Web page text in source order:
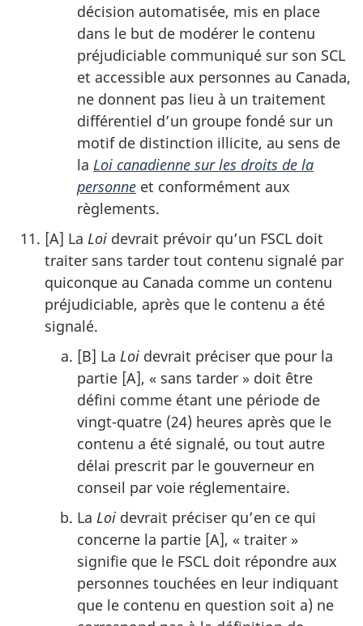
décision automatisée, mis en place
dans le but de modérer le contenu
préjudiciable communiqué sur son SCL
et accessible aux personnes au Canada,
ne donnent pas lieu à un traitement
différentiel d’un groupe fondé sur un
motif de distinction illicite, au sens de
la Loi canadienne sur les droits de la
personne et conformément aux
règlements.
[A] La Loi devrait prévoir qu’un FSCL doit
traiter sans tarder tout contenu signalé par
quiconque au Canada comme un contenu
préjudiciable, après que le contenu a été
signalé.
[B] La Loi devrait préciser que pour la
partie [A], « sans tarder » doit être
défini comme étant une période de
vingt-quatre (24) heures après que le
contenu a été signalé, ou tout autre
délai prescrit par le gouverneur en
conseil par voie réglementaire.
La Loi devrait préciser qu’en ce qui
concerne la partie [A], « traiter »
signifie que le FSCL doit répondre aux
personnes touchées en leur indiquant
que le contenu en question soit a) ne